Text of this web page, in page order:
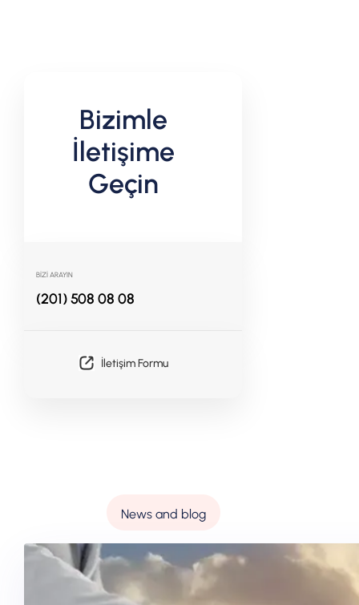
Bizimle
İletişime
Geçin
BİZİ ARAYIN
(201) 508 08 08
İletişim Formu
News and blog